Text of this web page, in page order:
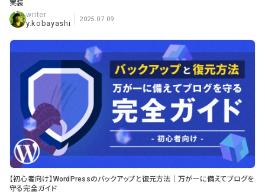
実装
y.kobayashi 2025.07.09
【初心者向け】WordPressのバックアップと復元方法｜万が一に備えてブログを
守る完全ガイド